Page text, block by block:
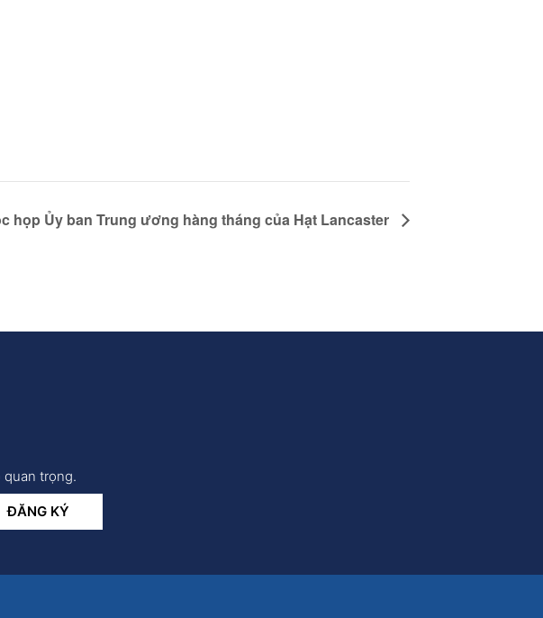
họp Ủy ban Trung ương hàng tháng của Hạt Lancaster
quan trọng.
ĐĂNG KÝ